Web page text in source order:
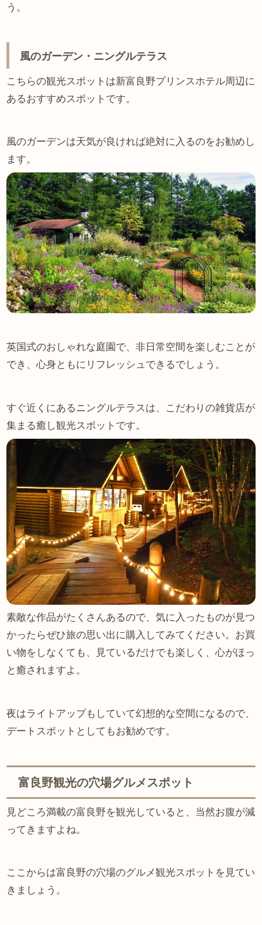
う。
風のガーデン・ニングルテラス
こちらの観光スポットは新富良野プリンスホテル周辺に
あるおすすめスポットです。
風のガーデンは天気が良ければ絶対に入るのをお勧めし
ます。
英国式のおしゃれな庭園で、非日常空間を楽しむことが
でき、心身ともにリフレッシュできるでしょう。
すぐ近くにあるニングルテラスは、こだわりの雑貨店が
集まる癒し観光スポットです。
素敵な作品がたくさんあるので、気に入ったものが見つ
かったらぜひ旅の思い出に購入してみてください。お買
い物をしなくても、見ているだけでも楽しく、心がほっ
と癒されますよ。
夜はライトアップもしていて幻想的な空間になるので、
デートスポットとしてもお勧めです。
富良野観光の穴場グルメスポット
見どころ満載の富良野を観光していると、当然お腹が減
ってきますよね。
ここからは富良野の穴場のグルメ観光スポットを見てい
きましょう。